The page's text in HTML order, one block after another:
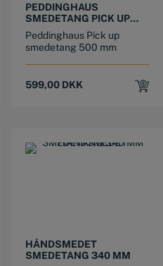
PEDDINGHAUS
SMEDETANG PICK UP
500 MM
Peddinghaus Pick up
smedetang 500 mm
599,00 DKK
HÅNDSMEDET
SMEDETANG 340 MM